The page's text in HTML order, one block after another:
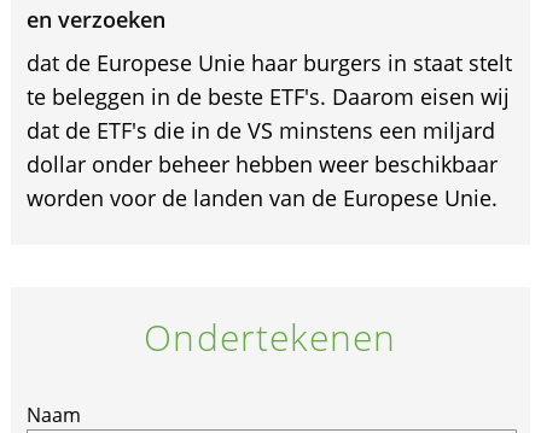
en verzoeken
dat de Europese Unie haar burgers in staat stelt
te beleggen in de beste ETF's. Daarom eisen wij
dat de ETF's die in de VS minstens een miljard
dollar onder beheer hebben weer beschikbaar
worden voor de landen van de Europese Unie.
Ondertekenen
Naam